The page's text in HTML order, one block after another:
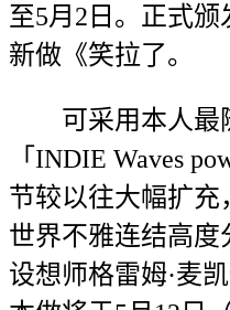
至5月2日。正式颁
新做《笑拉了。
可采用本人最随
「INDIE Waves
节较以往大幅扩
世界不雅连结高
设想师格雷姆·麦